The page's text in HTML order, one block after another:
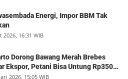
Energi, Impor BBM Tak
2026, 16:31 WIB
Dorong Bawang Merah Brebes
Ekspor, Petani Bisa Untung Rp350
2026, 15:05 WIB